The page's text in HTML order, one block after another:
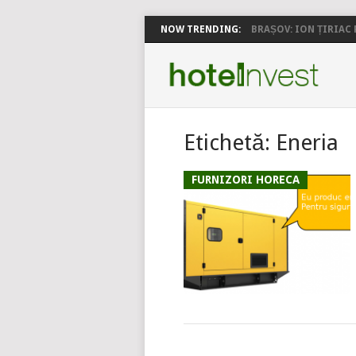
NOW TRENDING: BRAȘOV: ION ȚIRIAC
Etichetă: Eneria
FURNIZORI HORECA